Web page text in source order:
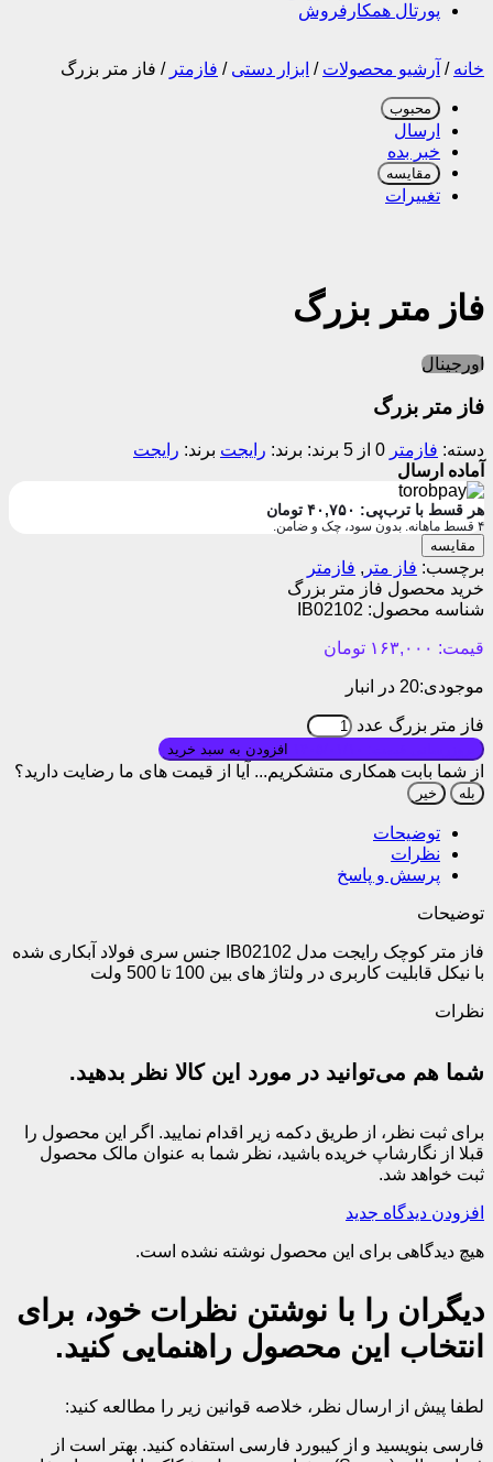
پورتال همکارفروش
خانه / آرشیو محصولات / ابزار دستی / فازمتر / فاز متر بزرگ
محبوب
ارسال
خبر بده
مقایسه
تغییرات
فاز متر بزرگ
اورجینال
فاز متر بزرگ
دسته: فازمتر 0 از 5 برند: رایجت برند: رایجت
آماده ارسال
هر قسط با ترب‌پی: ۴۰,۷۵۰ تومان
۴ قسط ماهانه. بدون سود، چک و ضامن.
مقایسه
برچسب: فاز متر , فازمتر
خرید محصول فاز متر بزرگ
شناسه محصول: IB02102
قیمت: ۱۶۳,۰۰۰ تومان
موجودی:20 در انبار
فاز متر بزرگ عدد
از شما بابت همکاری متشکریم... آیا از قیمت های ما رضایت دارید؟
بله خیر
توضیحات
نظرات
پرسش و پاسخ
توضیحات
فاز متر کوچک رایجت مدل IB02102 جنس سری فولاد آبکاری شده
با نیکل قابلیت کاربری در ولتاژ های بین 100 تا 500 ولت
نظرات
شما هم می‌توانید در مورد این کالا نظر بدهید.
برای ثبت نظر، از طریق دکمه زیر اقدام نمایید. اگر این محصول را
قبلا از نگارشاپ خریده باشید، نظر شما به عنوان مالک محصول
ثبت خواهد شد.
افزودن دیدگاه جدید
هیچ دیدگاهی برای این محصول نوشته نشده است.
دیگران را با نوشتن نظرات خود، برای
انتخاب این محصول راهنمایی کنید.
لطفا پیش از ارسال نظر، خلاصه قوانین زیر را مطالعه کنید:
فارسی بنویسید و از کیبورد فارسی استفاده کنید. بهتر است از